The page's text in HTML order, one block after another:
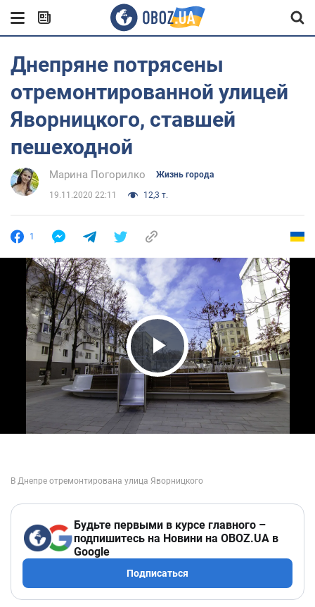
Днепряне потрясены
отремонтированной улицей
Яворницкого, ставшей
пешеходной
Марина Погорилко Жизнь города
19.11.2020 22:11 12,3 т.
1
Play Video
Будьте первыми в курсе главного –
подпишитесь на Новини на OBOZ.UA в
Google
Подписаться